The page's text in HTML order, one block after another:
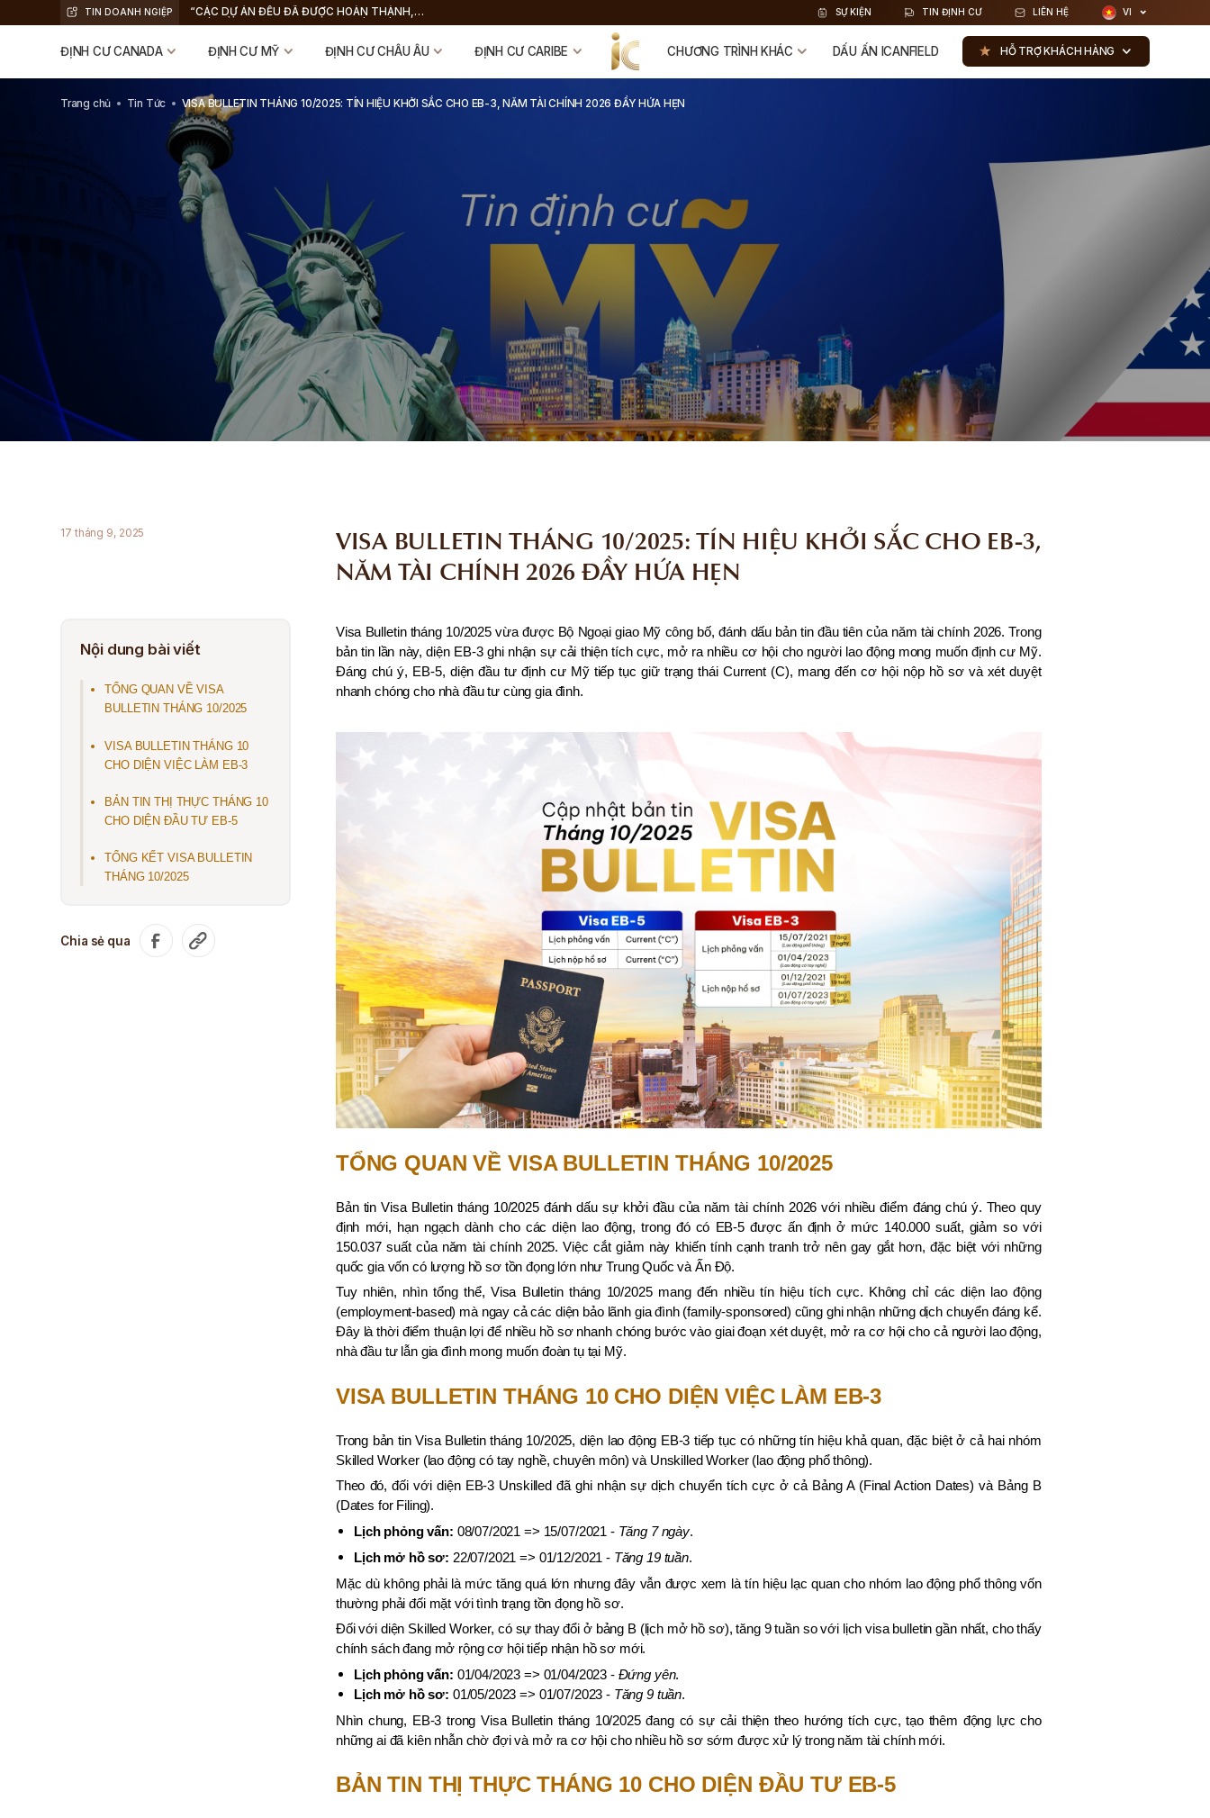
TIN DOANH NGIỆP
“CÁC DỰ ÁN ĐỀU ĐÃ ĐƯỢC HOÀN THÀNH,
NHÀ ĐẦU TƯ NHẬN THẺ XANH VÀ HOÀN
SỰ KIỆN TIN ĐỊNH CƯ LIÊN HỆ VI
ĐỊNH CƯ CANADA ĐỊNH CƯ MỸ ĐỊNH CƯ CHÂU ÂU ĐỊNH CƯ CARIBE CHƯƠNG TRÌNH KHÁC DẤU ẤN ICANFIELD HỖ TRỢ KHÁCH HÀNG
Trang chủ Tin Tức VISA BULLETIN THÁNG 10/2025: TÍN HIỆU KHỞI SẮC CHO EB-3, NĂM TÀI CHÍNH 2026 ĐẦY HỨA HẸN
17 tháng 9, 2025
Nội dung bài viết
TỔNG QUAN VỀ VISA
BULLETIN THÁNG 10/2025
VISA BULLETIN THÁNG 10
CHO DIỆN VIỆC LÀM EB-3
BẢN TIN THỊ THỰC THÁNG 10
CHO DIỆN ĐẦU TƯ EB-5
TỔNG KẾT VISA BULLETIN
THÁNG 10/2025
Chia sẻ qua
VISA BULLETIN THÁNG 10/2025: TÍN HIỆU KHỞI SẮC CHO EB-3,
NĂM TÀI CHÍNH 2026 ĐẦY HỨA HẸN
Visa Bulletin tháng 10/2025 vừa được Bộ Ngoại giao Mỹ công bố, đánh dấu bản tin đầu tiên của năm tài chính 2026. Trong
bản tin lần này, diện EB-3 ghi nhận sự cải thiện tích cực, mở ra nhiều cơ hội cho người lao động mong muốn định cư Mỹ.
Đáng chú ý, EB-5, diện đầu tư định cư Mỹ tiếp tục giữ trạng thái Current (C), mang đến cơ hội nộp hồ sơ và xét duyệt
nhanh chóng cho nhà đầu tư cùng gia đình.
TỔNG QUAN VỀ VISA BULLETIN THÁNG 10/2025
Bản tin Visa Bulletin tháng 10/2025 đánh dấu sự khởi đầu của năm tài chính 2026 với nhiều điểm đáng chú ý. Theo quy
định mới, hạn ngạch dành cho các diện lao động, trong đó có EB-5 được ấn định ở mức 140.000 suất, giảm so với
150.037 suất của năm tài chính 2025. Việc cắt giảm này khiến tính cạnh tranh trở nên gay gắt hơn, đặc biệt với những
quốc gia vốn có lượng hồ sơ tồn đọng lớn như Trung Quốc và Ấn Độ.
Tuy nhiên, nhìn tổng thể, Visa Bulletin tháng 10/2025 mang đến nhiều tín hiệu tích cực. Không chỉ các diện lao động
(employment-based) mà ngay cả các diện bảo lãnh gia đình (family-sponsored) cũng ghi nhận những dịch chuyển đáng kể.
Đây là thời điểm thuận lợi để nhiều hồ sơ nhanh chóng bước vào giai đoạn xét duyệt, mở ra cơ hội cho cả người lao động,
nhà đầu tư lẫn gia đình mong muốn đoàn tụ tại Mỹ.
VISA BULLETIN THÁNG 10 CHO DIỆN VIỆC LÀM EB-3
Trong bản tin Visa Bulletin tháng 10/2025, diện lao động EB-3 tiếp tục có những tín hiệu khả quan, đặc biệt ở cả hai nhóm
Skilled Worker (lao động có tay nghề, chuyên môn) và Unskilled Worker (lao động phổ thông).
Theo đó, đối với diện EB-3 Unskilled đã ghi nhận sự dịch chuyển tích cực ở cả Bảng A (Final Action Dates) và Bảng B
(Dates for Filing).
Lịch phỏng vấn: 08/07/2021 => 15/07/2021 - Tăng 7 ngày.
Lịch mở hồ sơ: 22/07/2021 => 01/12/2021 - Tăng 19 tuần.
Mặc dù không phải là mức tăng quá lớn nhưng đây vẫn được xem là tín hiệu lạc quan cho nhóm lao động phổ thông vốn
thường phải đối mặt với tình trạng tồn đọng hồ sơ.
Đối với diện Skilled Worker, có sự thay đổi ở bảng B (lịch mở hồ sơ), tăng 9 tuần so với lịch visa bulletin gần nhất, cho thấy
chính sách đang mở rộng cơ hội tiếp nhận hồ sơ mới.
Lịch phỏng vấn: 01/04/2023 => 01/04/2023 - Đứng yên.
Lịch mở hồ sơ: 01/05/2023 => 01/07/2023 - Tăng 9 tuần.
Nhìn chung, EB-3 trong Visa Bulletin tháng 10/2025 đang có sự cải thiện theo hướng tích cực, tạo thêm động lực cho
những ai đã kiên nhẫn chờ đợi và mở ra cơ hội cho nhiều hồ sơ sớm được xử lý trong năm tài chính mới.
BẢN TIN THỊ THỰC THÁNG 10 CHO DIỆN ĐẦU TƯ EB-5